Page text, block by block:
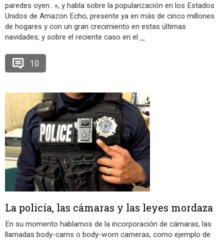
paredes oyen…«, y habla sobre la popularización en los Estados
Unidos de Amazon Echo, presente ya en más de cinco millones
de hogares y con un gran crecimiento en estas últimas
navidades, y sobre el reciente caso en el …
10
La policía, las cámaras y las leyes mordaza
En su momento hablamos de la incorporación de cámaras, las
llamadas body-cams o body-worn cameras, como ejemplo de